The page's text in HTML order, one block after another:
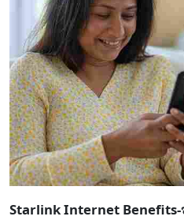
Starlink Internet Benefits-